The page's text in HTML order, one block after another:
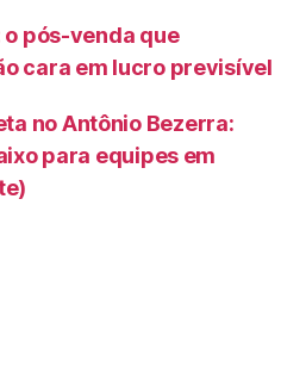
o pós-venda que
cara em lucro previsível
no Antônio Bezerra:
para equipes em